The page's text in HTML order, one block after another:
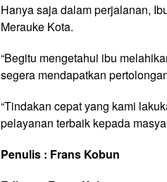
Hanya saja dalam perjalanan,
Merauke Kota.
“Begitu mengetahui ibu
segera mendapatkan
“Tindakan cepat yang kami
pelayanan terbaik kepada
Penulis : Frans Kobun